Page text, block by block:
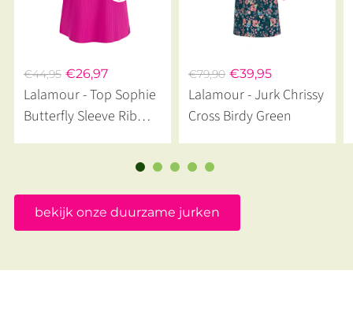
€44,95 €26,97
Lalamour - Top Sophie
Butterfly Sleeve Rib
€79,90 €39,95
Lalamour - Jurk Chrissy
Cross Birdy Green
bekijk onze duurzame jurken